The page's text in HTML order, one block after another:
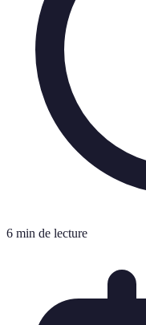
6 min de lecture